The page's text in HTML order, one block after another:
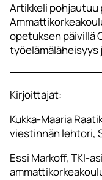
Artikkeli
opetuksen päivillä
työelämäläheisyys
Kirjoittajat:
Kukka-Maaria
viestinnän lehtori,
Essi Markoff, TKI-